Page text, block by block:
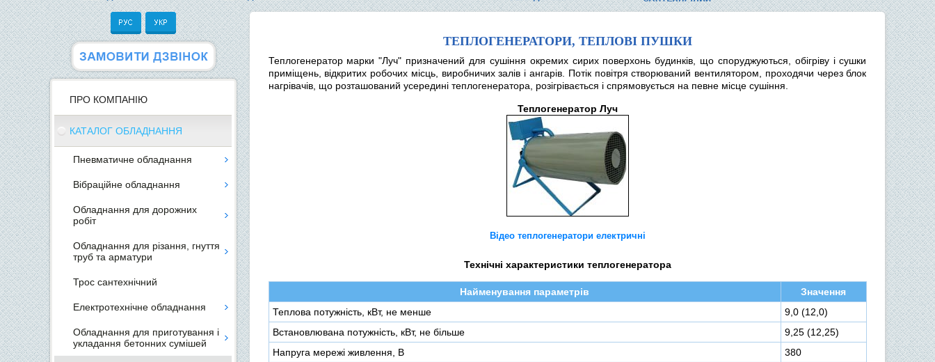
ПРО КОМПАНІЮ
КАТАЛОГ ОБЛАДНАННЯ
Пневматичне обладнання
Вібраційне обладнання
Обладнання для дорожних
робіт
Обладнання для різання, гнуття
труб та арматури
Трос сантехнічний
Електротехнічне обладнання
Обладнання для приготування і
укладання бетонних сумішей
ТЕПЛОГЕНЕРАТОРИ, ТЕПЛОВІ ПУШКИ
Теплогенератор марки "Луч" призначений для сушіння окремих сирих поверхонь будинків, що споруджуються, обігріву і сушки
приміщень, відкритих робочих місць, виробничих залів і ангарів. Потік повітря створюваний вентилятором, проходячи через блок
нагрівачів, що розташований усередині теплогенератора, розігрівається і спрямовується на певне місце сушіння.
Теплогенератор Луч
Відео теплогенератори електричні
Технічні характеристики теплогенератора
Найменування параметрів
Значення
Теплова потужність, кВт, не менше
9,0 (12,0)
Встановлювана потужність, кВт, не більше
9,25 (12,25)
Напруга мережі живлення, В
380